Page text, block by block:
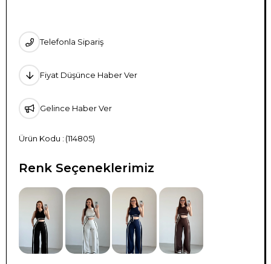
Telefonla Sipariş
Fiyat Düşünce Haber Ver
Gelince Haber Ver
(114805)
Renk Seçeneklerimiz